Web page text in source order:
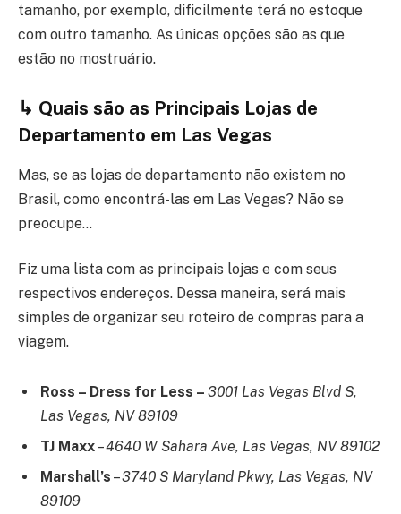
tamanho, por exemplo, dificilmente terá no estoque
com outro tamanho. As únicas opções são as que
estão no mostruário.
↳ Quais são as Principais Lojas de
Departamento em Las Vegas
Mas, se as lojas de departamento não existem no
Brasil, como encontrá-las em Las Vegas? Não se
preocupe…
Fiz uma lista com as principais lojas e com seus
respectivos endereços. Dessa maneira, será mais
simples de organizar seu roteiro de compras para a
viagem.
Ross – Dress for Less – 3001 Las Vegas Blvd S,
Las Vegas, NV 89109
TJ Maxx–4640 W Sahara Ave, Las Vegas, NV 89102
Marshall’s –3740 S Maryland Pkwy, Las Vegas, NV
89109